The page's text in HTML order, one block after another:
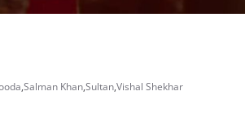
,Salman Khan,Sultan,Vishal Shekhar